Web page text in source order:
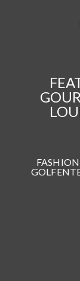
FASHION
GOLF